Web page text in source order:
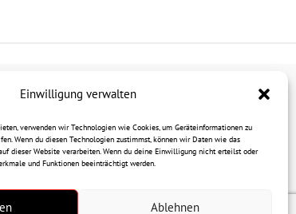
Einwilligung verwalten
verwenden wir Technologien wie Cookies, um Geräteinformationen zu
Wenn du diesen Technologien zustimmst, können wir Daten wie das
dieser Website verarbeiten. Wenn du deine Einwilligung nicht erteilst oder
und Funktionen beeinträchtigt werden.
Ablehnen
Zustimmung.